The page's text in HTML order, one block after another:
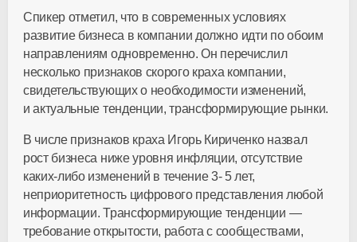
Спикер отметил, что в современных условиях
развитие бизнеса в компании должно идти по обоим
направлениям одновременно. Он перечислил
несколько признаков скорого краха компании,
свидетельствующих о необходимости изменений,
и актуальные тенденции, трансформирующие рынки.
В числе признаков краха Игорь Кириченко назвал
рост бизнеса ниже уровня инфляции, отсутствие
каких-либоизменений в течение 3- 5 лет,
неприоритетность цифрового представления любой
информации. Трансформирующие тенденции —
требование открытости, работа с сообществами,